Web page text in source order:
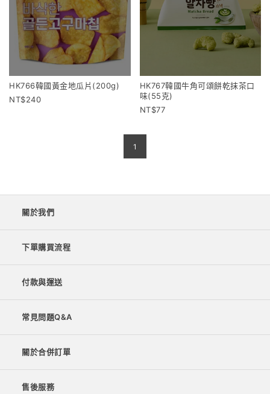
HK766韓國黃金地瓜片(200g)
240
HK767韓國牛角可頌餅乾抹茶口
味(55克)
77
1
關於我們
下單購買流程
付款與運送
常見問題Q&A
關於合併訂單
售後服務